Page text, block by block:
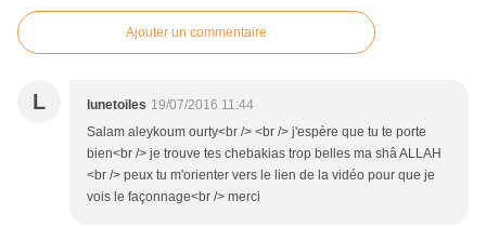
Ajouter un commentaire
L lunetoiles 19/07/2016 11:44
Salam aleykoum ourty<br /> <br /> j'espère que tu te porte
bien<br /> je trouve tes chebakias trop belles ma shâ ALLAH
<br /> peux tu m'orienter vers le lien de la vidéo pour que je
vois le façonnage<br /> merci